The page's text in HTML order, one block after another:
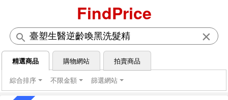
FindPrice
×
精選商品 購物網站
拍賣商品
綜合排序
不限金額 篩選網站